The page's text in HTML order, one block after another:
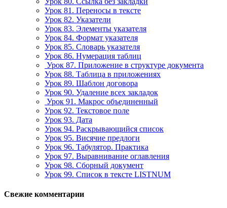
Урок 81. Переносы в тексте
Урок 82. Указатели
Урок 83. Элементы указателя
Урок 84. Формат указателя
Урок 85. Словарь указателя
Урок 86. Нумерация таблиц
Урок 87. Приложение в структуре документа
Урок 88. Таблица в приложениях
Урок 89. Шаблон договора
Урок 90. Удаление всех закладок
Урок 91. Макрос объединенный
Урок 92. Текстовое поле
Урок 93. Дата
Урок 94. Раскрывающийся список
Урок 95. Висячие предлоги
Урок 96. Табулятор. Практика
Урок 97. Выравнивание оглавления
Урок 98. Сборный документ
Урок 99. Список в тексте LISTNUM
Свежие комментарии